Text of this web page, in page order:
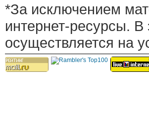
*За исключением
интернет-ресурсы.
осуществляется на